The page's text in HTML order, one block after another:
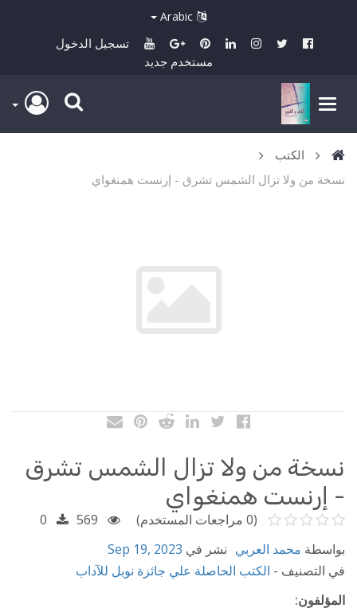
تسجيل الدخول
مستخدم جديد
الكتب
نسخة من ولا تزال الشمس تشرق - إرنست همنغواي
نسخة من ولا تزال الشمس تشرق
- إرنست همنغواي
(0 مراجعات المستخدم)
بواسطة محمد العربي نشر في Sep 19, 2023
في التصنيف - الكتب الحاصلة علي جائزة نوبل للآداب
المؤلفون: